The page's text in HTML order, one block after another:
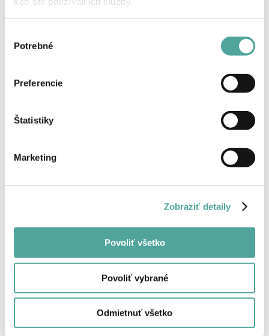
súhlasu
Potrebné
Preferencie
Štatistiky
Marketing
Zobraziť detaily
Povoliť všetko
Povoliť vybrané
Odmietnuť všetko